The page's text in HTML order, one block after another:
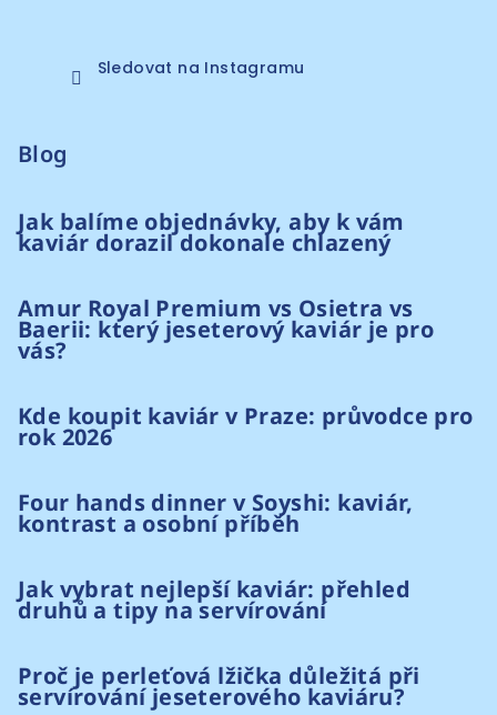
Sledovat na Instagramu
Blog
Jak balíme objednávky, aby k vám
kaviár dorazil dokonale chlazený
Amur Royal Premium vs Osietra vs
Baerii: který jeseterový kaviár je pro
vás?
Kde koupit kaviár v Praze: průvodce pro
rok 2026
Four hands dinner v Soyshi: kaviár,
kontrast a osobní příběh
Jak vybrat nejlepší kaviár: přehled
druhů a tipy na servírování
Proč je perleťová lžička důležitá při
servírování jeseterového kaviáru?